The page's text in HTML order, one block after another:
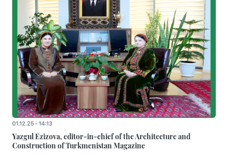
01.12.25 - 14:13
Yazgul Ezizova, editor-in-chief of the Architecture and
Construction of Turkmenistan Magazine